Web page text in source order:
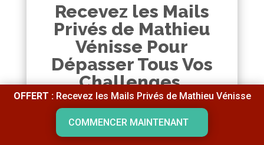
Recevez les Mails
Privés de Mathieu
Vénisse Pour
Dépasser Tous Vos
Challenges.
OFFERT :Recevez les Mails Privés de Mathieu Vénisse
COMMENCER MAINTENANT